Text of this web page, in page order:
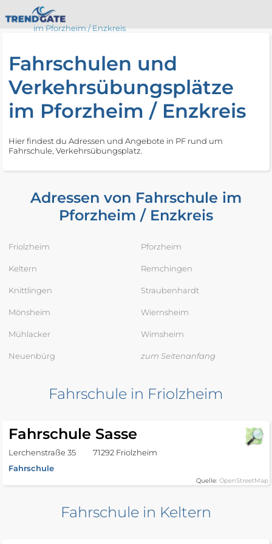
im Pforzheim / Enzkreis
Fahrschulen und
Verkehrsübungsplätze
im Pforzheim / Enzkreis
Hier findest du Adressen und Angebote in PF rund um
Fahrschule, Verkehrsübungsplatz.
Adressen von Fahrschule im
Pforzheim / Enzkreis
Friolzheim
Keltern
Knittlingen
Mönsheim
Mühlacker
Neuenbürg
Pforzheim
Remchingen
Straubenhardt
Wiernsheim
Wimsheim
zum Seitenanfang
Fahrschule in Friolzheim
Fahrschule Sasse
Lerchenstraße 35
71292 Friolzheim
Fahrschule
Quelle: OpenStreetMap
Fahrschule in Keltern